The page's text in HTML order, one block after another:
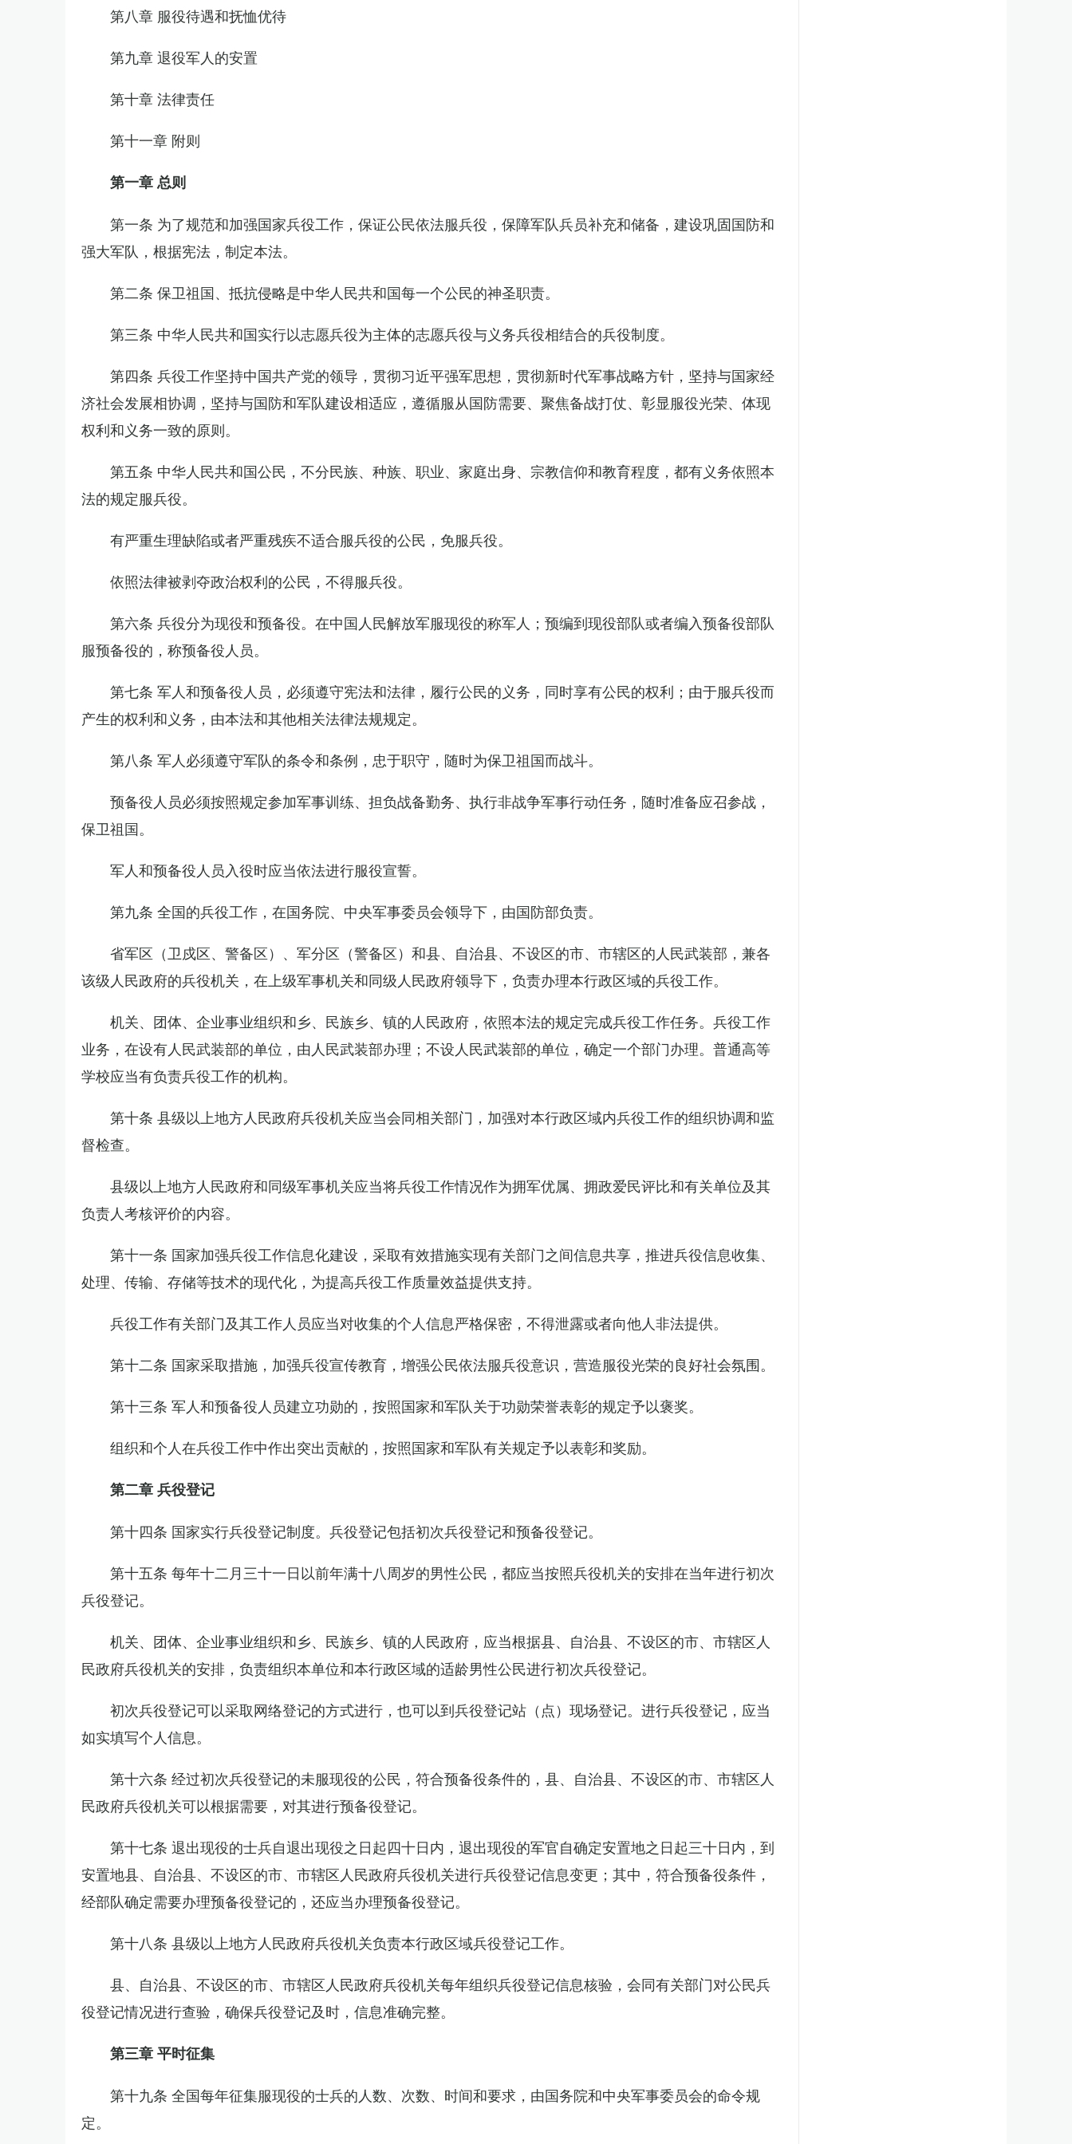
第八章 服役待遇和抚恤优待
第九章 退役军人的安置
第十章 法律责任
第十一章 附则
第一章 总则
第一条 为了规范和加强国家兵役工作，保证公民依法服兵役，保障军队兵员补充和储备，建设巩固国防和
强大军队，根据宪法，制定本法。
第二条 保卫祖国、抵抗侵略是中华人民共和国每一个公民的神圣职责。
第三条 中华人民共和国实行以志愿兵役为主体的志愿兵役与义务兵役相结合的兵役制度。
第四条 兵役工作坚持中国共产党的领导，贯彻习近平强军思想，贯彻新时代军事战略方针，坚持与国家经
济社会发展相协调，坚持与国防和军队建设相适应，遵循服从国防需要、聚焦备战打仗、彰显服役光荣、体现
权利和义务一致的原则。
第五条 中华人民共和国公民，不分民族、种族、职业、家庭出身、宗教信仰和教育程度，都有义务依照本
法的规定服兵役。
有严重生理缺陷或者严重残疾不适合服兵役的公民，免服兵役。
依照法律被剥夺政治权利的公民，不得服兵役。
第六条 兵役分为现役和预备役。在中国人民解放军服现役的称军人；预编到现役部队或者编入预备役部队
服预备役的，称预备役人员。
第七条 军人和预备役人员，必须遵守宪法和法律，履行公民的义务，同时享有公民的权利；由于服兵役而
产生的权利和义务，由本法和其他相关法律法规规定。
第八条 军人必须遵守军队的条令和条例，忠于职守，随时为保卫祖国而战斗。
预备役人员必须按照规定参加军事训练、担负战备勤务、执行非战争军事行动任务，随时准备应召参战，
保卫祖国。
军人和预备役人员入役时应当依法进行服役宣誓。
第九条 全国的兵役工作，在国务院、中央军事委员会领导下，由国防部负责。
省军区（卫戍区、警备区）、军分区（警备区）和县、自治县、不设区的市、市辖区的人民武装部，兼各
该级人民政府的兵役机关，在上级军事机关和同级人民政府领导下，负责办理本行政区域的兵役工作。
机关、团体、企业事业组织和乡、民族乡、镇的人民政府，依照本法的规定完成兵役工作任务。兵役工作
业务，在设有人民武装部的单位，由人民武装部办理；不设人民武装部的单位，确定一个部门办理。普通高等
学校应当有负责兵役工作的机构。
第十条 县级以上地方人民政府兵役机关应当会同相关部门，加强对本行政区域内兵役工作的组织协调和监
督检查。
县级以上地方人民政府和同级军事机关应当将兵役工作情况作为拥军优属、拥政爱民评比和有关单位及其
负责人考核评价的内容。
第十一条 国家加强兵役工作信息化建设，采取有效措施实现有关部门之间信息共享，推进兵役信息收集、
处理、传输、存储等技术的现代化，为提高兵役工作质量效益提供支持。
兵役工作有关部门及其工作人员应当对收集的个人信息严格保密，不得泄露或者向他人非法提供。
第十二条 国家采取措施，加强兵役宣传教育，增强公民依法服兵役意识，营造服役光荣的良好社会氛围。
第十三条 军人和预备役人员建立功勋的，按照国家和军队关于功勋荣誉表彰的规定予以褒奖。
组织和个人在兵役工作中作出突出贡献的，按照国家和军队有关规定予以表彰和奖励。
第二章 兵役登记
第十四条 国家实行兵役登记制度。兵役登记包括初次兵役登记和预备役登记。
第十五条 每年十二月三十一日以前年满十八周岁的男性公民，都应当按照兵役机关的安排在当年进行初次
兵役登记。
机关、团体、企业事业组织和乡、民族乡、镇的人民政府，应当根据县、自治县、不设区的市、市辖区人
民政府兵役机关的安排，负责组织本单位和本行政区域的适龄男性公民进行初次兵役登记。
初次兵役登记可以采取网络登记的方式进行，也可以到兵役登记站（点）现场登记。进行兵役登记，应当
如实填写个人信息。
第十六条 经过初次兵役登记的未服现役的公民，符合预备役条件的，县、自治县、不设区的市、市辖区人
民政府兵役机关可以根据需要，对其进行预备役登记。
第十七条 退出现役的士兵自退出现役之日起四十日内，退出现役的军官自确定安置地之日起三十日内，到
安置地县、自治县、不设区的市、市辖区人民政府兵役机关进行兵役登记信息变更；其中，符合预备役条件，
经部队确定需要办理预备役登记的，还应当办理预备役登记。
第十八条 县级以上地方人民政府兵役机关负责本行政区域兵役登记工作。
县、自治县、不设区的市、市辖区人民政府兵役机关每年组织兵役登记信息核验，会同有关部门对公民兵
役登记情况进行查验，确保兵役登记及时，信息准确完整。
第三章 平时征集
第十九条 全国每年征集服现役的士兵的人数、次数、时间和要求，由国务院和中央军事委员会的命令规
定。